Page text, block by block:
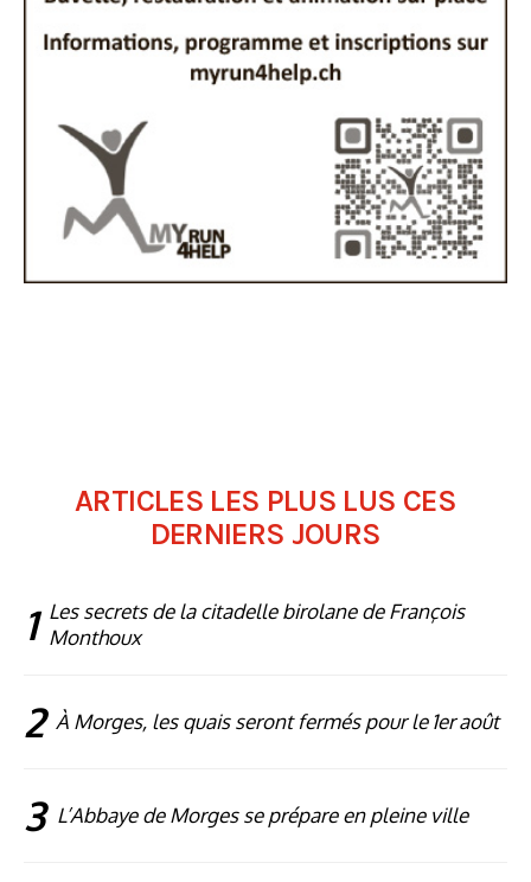
ARTICLES LES PLUS LUS CES
DERNIERS JOURS
1 Les secrets de la citadelle birolane de François
Monthoux
2 À Morges, les quais seront fermés pour le 1er août
3 L’Abbaye de Morges se prépare en pleine ville